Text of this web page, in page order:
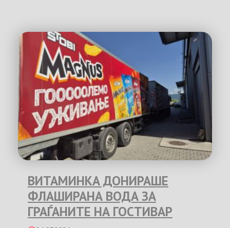
ВИТАМИНКА ДОНИРАШЕ
ФЛАШИРАНА ВОДА ЗА
ГРАЃАНИТЕ НА ГОСТИВАР